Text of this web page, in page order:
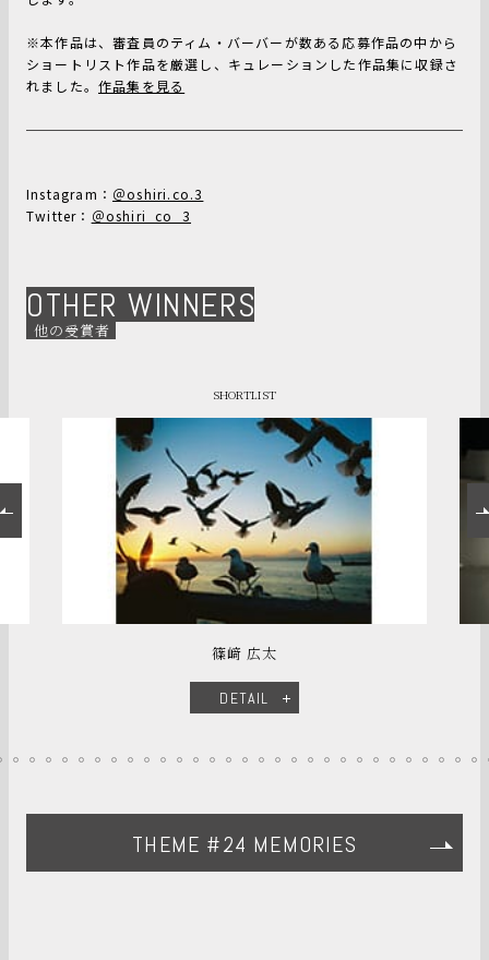
※本作品は、審査員のティム・バーバーが数ある応募作品の中から
ショートリスト作品を厳選し、キュレーションした作品集に収録さ
れました。 作品集を見る
Instagram： ＠oshiri.co.3
Twitter： ＠oshiri_co_3
OTHER WINNERS
他の受賞者
SHORTLIST
篠﨑 広太
DETAIL
THEME #24 MEMORIES